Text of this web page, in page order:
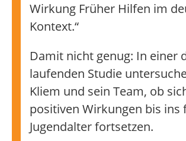
Wirkung Früher Hilfen im
Kontext.“
Damit nicht genug: In einer
laufenden Studie
Kliem und sein Team, ob
positiven Wirkungen bis ins
Jugendalter fortsetzen.